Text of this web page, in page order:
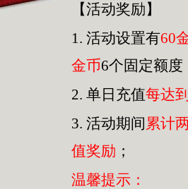
【活动奖励】
1. 活动设置有60
金币6个固定额度
2. 单日充值每达
3. 活动期间累计
值奖励 ；
温馨提示：